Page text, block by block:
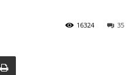
35
16324